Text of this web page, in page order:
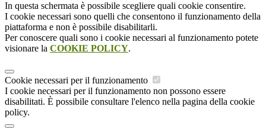
In questa schermata è possibile scegliere quali cookie consentire.
I cookie necessari sono quelli che consentono il funzionamento della
piattaforma e non è possibile disabilitarli.
Per conoscere quali sono i cookie necessari al funzionamento potete
visionare la COOKIE POLICY.
Cookie necessari per il funzionamento
I cookie necessari per il funzionamento non possono essere
disabilitati. È possibile consultare l'elenco nella pagina della cookie
policy.